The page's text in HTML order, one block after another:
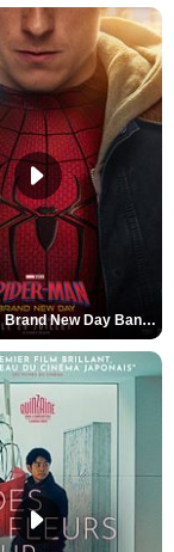
Spider-Man: Brand New Day Bande-annonce VO STFR